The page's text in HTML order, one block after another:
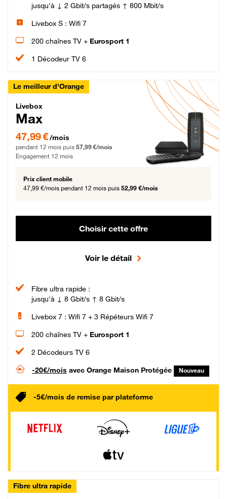
jusqu'à ↓ 2 Gbit/s partagés ↑ 800 Mbit/s
Livebox S : Wifi 7
200 chaînes TV + Eurosport 1
1 Décodeur TV 6
Le meilleur d'Orange
Livebox Max Fibre
Livebox
Max
47,99 € par mois pendant 12 mois puis 57,99 € par mois, Engagement 12 mois
47,99 €/mois
pendant 12 mois puis 57,99 €/mois
Engagement 12 mois
Prix client mobile
47,99 €/mois pendant 12 mois puis 52,99 €/mois
Choisir cette offre
Voir le détail
Fibre ultra rapide :
jusqu'à ↓ 8 Gbit/s ↑ 8 Gbit/s
Livebox 7 : Wifi 7 + 3 Répéteurs Wifi 7
200 chaînes TV + Eurosport 1
2 Décodeurs TV 6
-20€/mois avec Orange Maison Protégée Nouveau
-5€/mois de remise par plateforme
Fibre ultra rapide